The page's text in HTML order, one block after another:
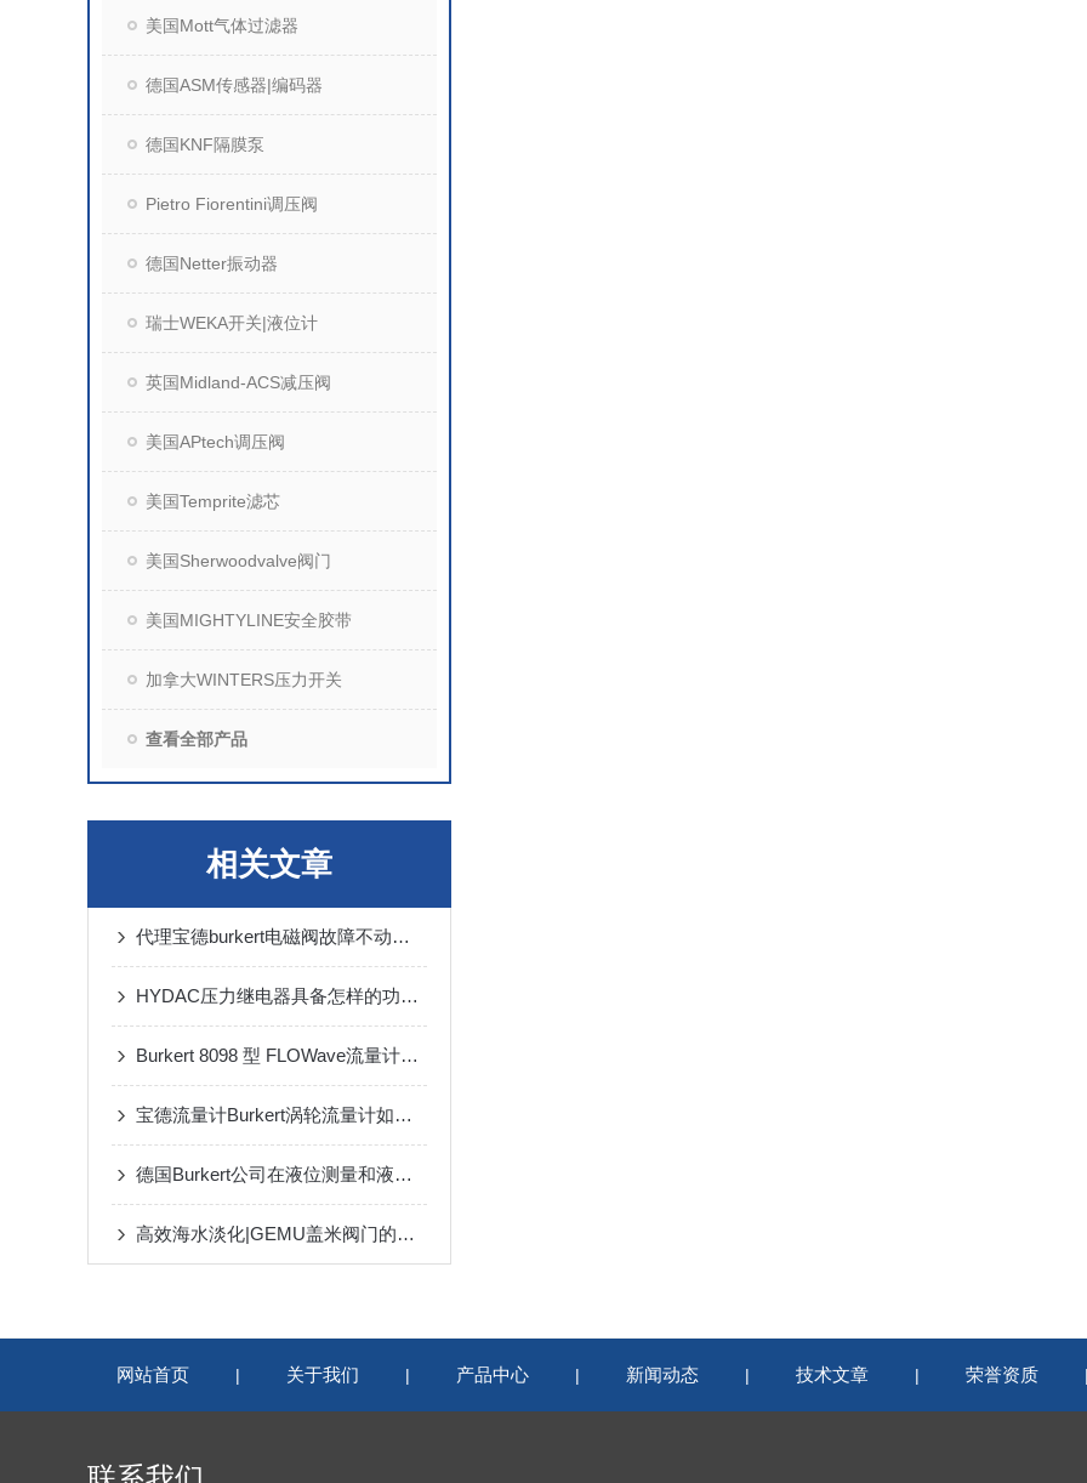
美国Mott气体过滤器
德国ASM传感器|编码器
德国KNF隔膜泵
Pietro Fiorentini调压阀
德国Netter振动器
瑞士WEKA开关|液位计
英国Midland-ACS减压阀
美国APtech调压阀
美国Temprite滤芯
美国Sherwoodvalve阀门
美国MIGHTYLINE安全胶带
加拿大WINTERS压力开关
查看全部产品
相关文章
代理宝德burkert电磁阀故障不动作如何排查和解决？
HYDAC压力继电器具备怎样的功能呢？
Burkert 8098 型 FLOWave流量计测量密度和质量流量
宝德流量计Burkert涡轮流量计如何做好日常安装？
德国Burkert公司在液位测量和液位调节提供ji佳解决方案
高效海水淡化|GEMU盖米阀门的系统解决方案
网站首页 | 关于我们 | 产品中心 | 新闻动态 | 技术文章 | 荣誉资质